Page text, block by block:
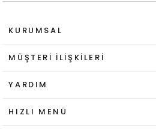
KURUMSAL
MÜŞTERI İLIŞKILERI
YARDIM
HIZLI MENÜ